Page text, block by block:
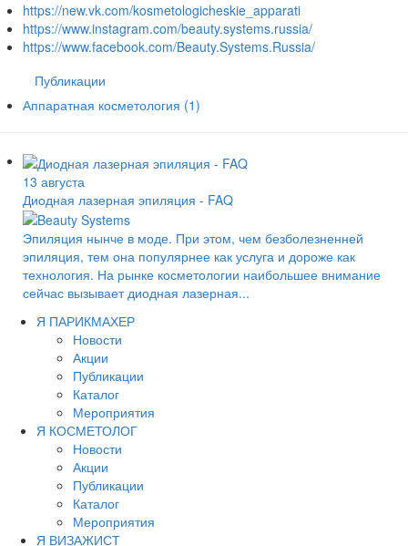
https://new.vk.com/kosmetologicheskie_apparati
https://www.instagram.com/beauty.systems.russia/
https://www.facebook.com/Beauty.Systems.Russia/
Публикации
Аппаратная косметология (1)
13 августа
Диодная лазерная эпиляция - FAQ
Эпиляция нынче в моде. При этом, чем безболезненней
эпиляция, тем она популярнее как услуга и дороже как
технология. На рынке косметологии наибольшее внимание
сейчас вызывает диодная лазерная...
Я ПАРИКМАХЕР
Новости
Акции
Публикации
Каталог
Мероприятия
Я КОСМЕТОЛОГ
Новости
Акции
Публикации
Каталог
Мероприятия
Я ВИЗАЖИСТ